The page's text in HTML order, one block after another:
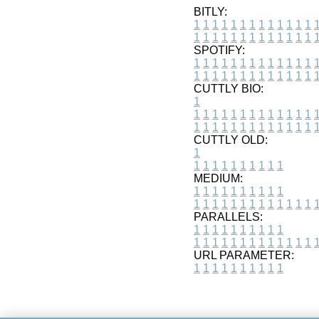
BITLY:
1 1 1 1 1 1 1 1 1 1 1 1 1 1
1 1 1 1 1 1 1 1 1 1 1 1 1 1
SPOTIFY:
1 1 1 1 1 1 1 1 1 1 1 1 1 1
1 1 1 1 1 1 1 1 1 1 1 1 1 1
CUTTLY BIO:
1
1 1 1 1 1 1 1 1 1 1 1 1 1 1
1 1 1 1 1 1 1 1 1 1 1 1 1 1
CUTTLY OLD:
1
1 1 1 1 1 1 1 1 1 1
MEDIUM:
1 1 1 1 1 1 1 1 1 1
1 1 1 1 1 1 1 1 1 1 1 1 1 1
PARALLELS:
1 1 1 1 1 1 1 1 1 1
1 1 1 1 1 1 1 1 1 1 1 1 1 1
URL PARAMETER:
1 1 1 1 1 1 1 1 1 1